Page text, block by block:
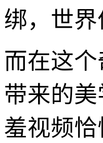
绑，世
而在这
带来的
羞视频